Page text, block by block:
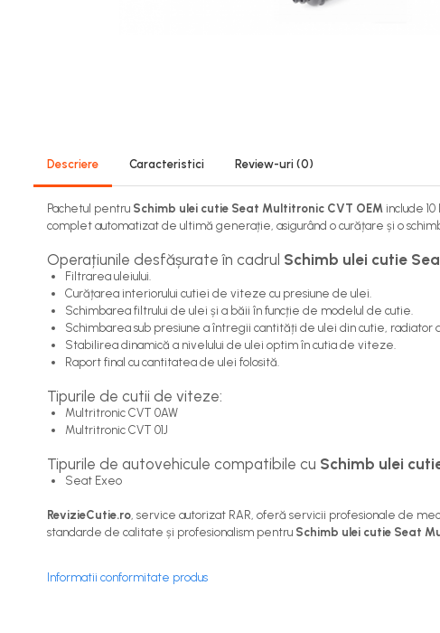
Descriere Caracteristici Review-uri (0)
Pachetul pentru Schimb ulei cutie Seat Multitronic CVT OEM include
complet automatizat de ultimă generație, asigurând o curățare și o
Operațiunile desfășurate în cadrul Schimb ulei cutie
Filtrarea uleiului.
Curățarea interiorului cutiei de viteze cu presiune de ulei.
Schimbarea filtrului de ulei și a băii în funcție de modelul de cutie.
Schimbarea sub presiune a întregii cantități de ulei din cutie, radiator
Stabilirea dinamică a nivelului de ulei optim în cutia de viteze.
Raport final cu cantitatea de ulei folosită.
Tipurile de cutii de viteze:
Multritronic CVT 0AW
Multritronic CVT 01J
Tipurile de autovehicule compatibile cu Schimb ulei
Seat Exeo
RevizieCutie.ro, service autorizat RAR, oferă servicii profesionale de
standarde de calitate și profesionalism pentru Schimb ulei cutie Seat
Informatii conformitate produs